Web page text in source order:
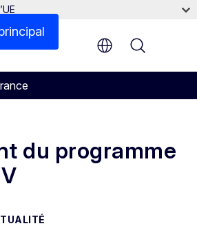
du programme